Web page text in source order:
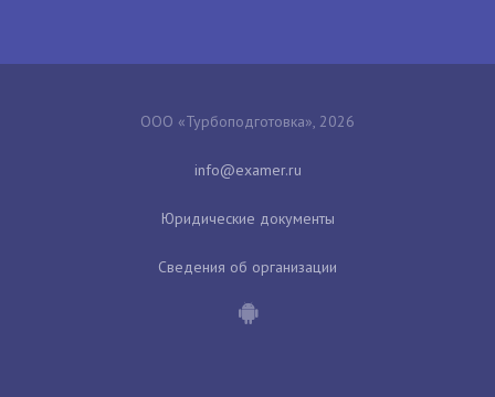
ООО «Турбоподготовка», 2026
Юридические документы
Сведения об организации